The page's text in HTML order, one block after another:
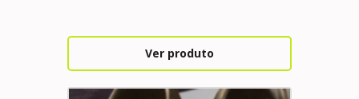
Ver produto